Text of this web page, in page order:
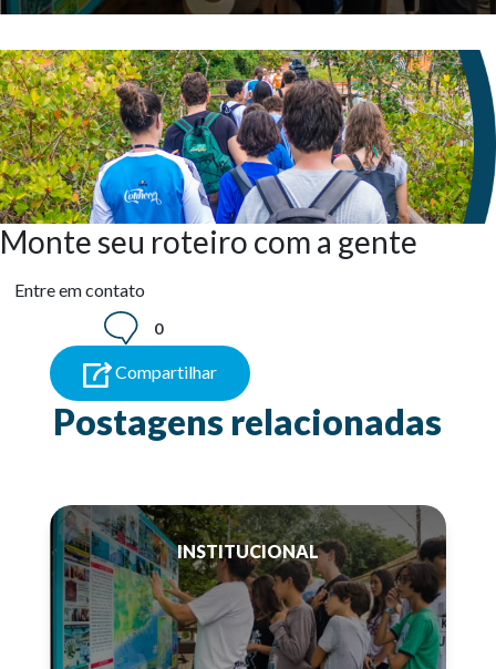
Monte seu roteiro com a gente
Entre em contato
0
Compartilhar
Postagens relacionadas
INSTITUCIONAL